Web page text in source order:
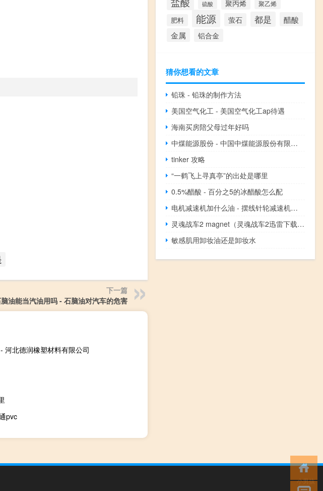
下一篇
油能当汽油用吗 - 石脑油对汽车的危害
河北德润橡塑材料有限公司
pvc
硫酸 聚丙烯 聚乙烯
肥料 能源 萤石 都是 醋酸
金属 铝合金
猜你想看的文章
铅珠 - 铅珠的制作方法
美国空气化工 - 美国空气化工ap待遇
海南买房陪父母过年好吗
中煤能源股份 - 中国中煤能源股份有限公司
tinker 攻略
“一鹤飞上寻真亭”的出处是哪里
0.5%醋酸 - 百分之5的冰醋酸怎么配
电机减速机加什么油 - 摆线针轮减速机加什么油
灵魂战车2 magnet（灵魂战车2迅雷下载地址）
敏感肌用卸妆油还是卸妆水
小男孩